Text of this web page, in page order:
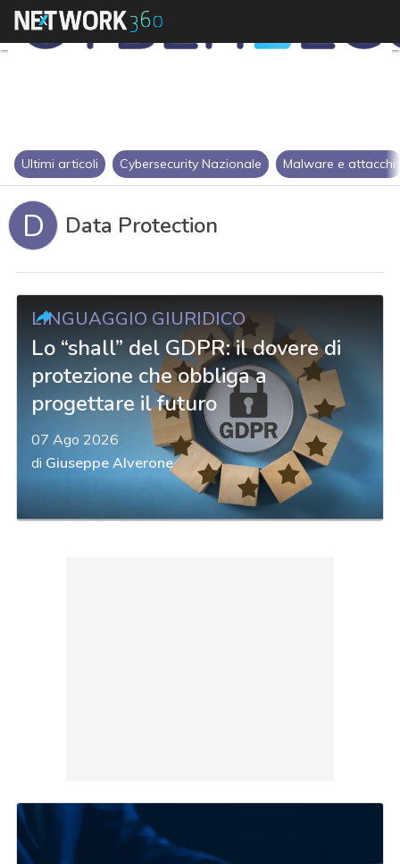
Ultimi articoli Cybersecurity Nazionale Malware e attacchi
D Data Protection
LINGUAGGIO GIURIDICO
Lo “shall” del GDPR: il dovere di
protezione che obbliga a
progettare il futuro
07 Ago 2026
di Giuseppe Alverone